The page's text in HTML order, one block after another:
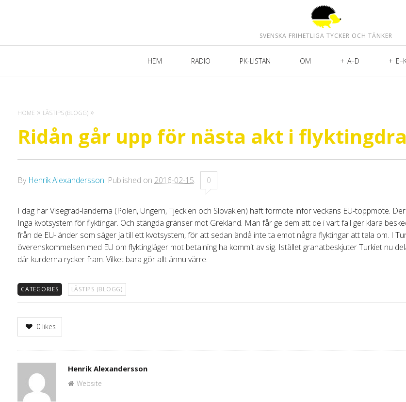
SVENSKA FRIHETLIGA TYCKER OCH TÄNKER
HEM RADIO PK-LISTAN OM A–D
HOME LÄSTIPS (BLOGG)
Ridån går upp för nästa akt i
By Henrik Alexandersson. Published on 2016-02-15. 0
I dag har Visegrad-länderna (Polen, Ungern, Tjeckien och Slovakien) haft förmöte inför veckans EU-toppmöte.
Inga kvotsystem för flyktingar. Och stängda gränser mot Grekland. Man får ge dem att de i vart fall ger klara
från de EU-länder som säger ja till ett kvotsystem, för att sedan ändå inte ta emot några flyktingar att tala om. I
överenskommelsen med EU om flyktingläger mot betalning ha kommit av sig. Istället granatbeskjuter Turkiet nu
där kurderna rycker fram. Vilket bara gör allt ännu värre.
CATEGORIES LÄSTIPS (BLOGG)
0 likes
Author
Henrik Alexandersson
Website